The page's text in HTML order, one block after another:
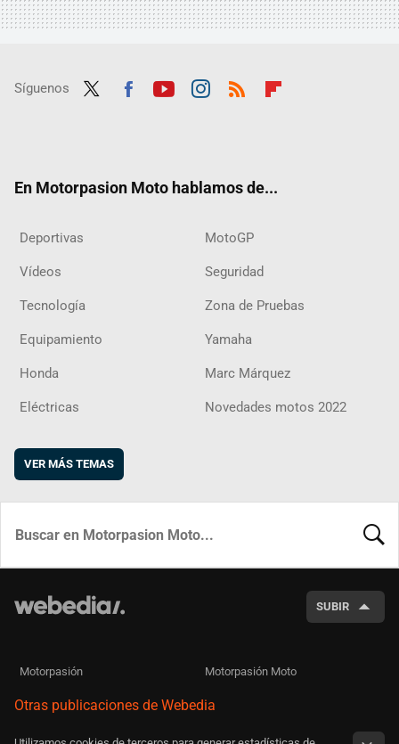
Síguenos
En Motorpasion Moto hablamos de...
Deportivas MotoGP
Vídeos Seguridad
Tecnología Zona de Pruebas
Equipamiento Yamaha
Honda Marc Márquez
Eléctricas Novedades motos 2022
VER MÁS TEMAS
SUBIR
Motorpasión Motorpasión Moto
Otras publicaciones de Webedia